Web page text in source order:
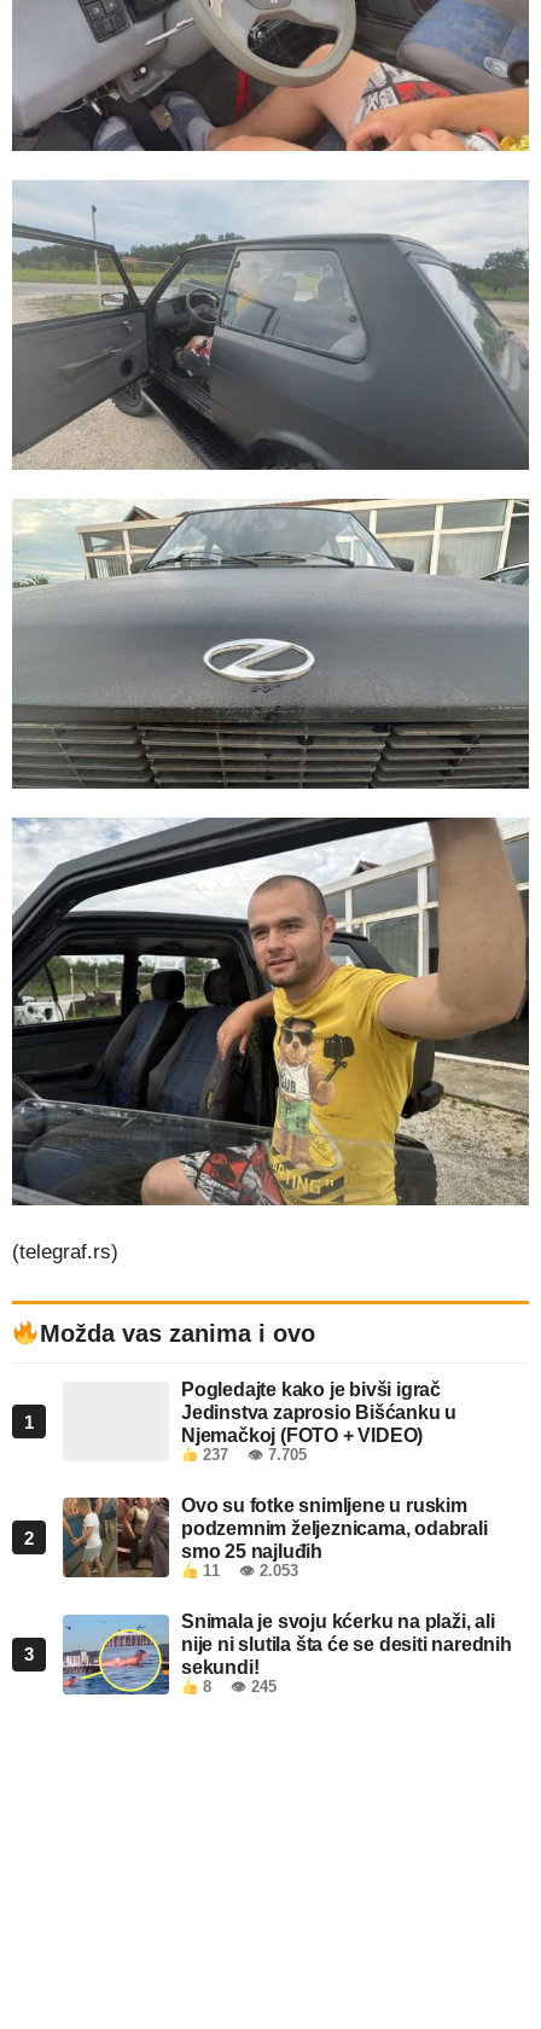
(telegraf.rs)
Možda vas zanima i ovo
1
Pogledajte kako je bivši igrač
Jedinstva zaprosio Bišćanku u
Njemačkoj (FOTO + VIDEO)
237 👁 7.705
2
Ovo su fotke snimljene u ruskim
podzemnim željeznicama, odabrali
smo 25 najluđih
11 👁 2.053
3
Snimala je svoju kćerku na plaži, ali
nije ni slutila šta će se desiti narednih
sekundi!
8 👁 245